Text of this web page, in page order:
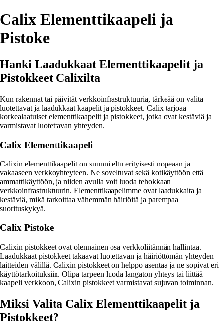
Calix Elementtikaapeli ja
Pistoke
Hanki Laadukkaat Elementtikaapelit ja
Pistokkeet Calixilta
Kun rakennat tai päivität verkkoinfrastruktuuria, tärkeää on valita
luotettavat ja laadukkaat kaapelit ja pistokkeet. Calix tarjoaa
korkealaatuiset elementtikaapelit ja pistokkeet, jotka ovat kestäviä ja
varmistavat luotettavan yhteyden.
Calix Elementtikaapeli
Calixin elementtikaapelit on suunniteltu erityisesti nopeaan ja
vakaaseen verkkoyhteyteen. Ne soveltuvat sekä kotikäyttöön että
ammattikäyttöön, ja niiden avulla voit luoda tehokkaan
verkkoinfrastruktuurin. Elementtikaapelimme ovat laadukkaita ja
kestäviä, mikä tarkoittaa vähemmän häiriöitä ja parempaa
suorituskykyä.
Calix Pistoke
Calixin pistokkeet ovat olennainen osa verkkoliitännän hallintaa.
Laadukkaat pistokkeet takaavat luotettavan ja häiriöttömän yhteyden
laitteiden välillä. Calixin pistokkeet on helppo asentaa ja ne sopivat eri
käyttötarkoituksiin. Olipa tarpeen luoda langaton yhteys tai liittää
kaapeli verkkoon, Calixin pistokkeet varmistavat sujuvan toiminnan.
Miksi Valita Calix Elementtikaapelit ja
Pistokkeet?